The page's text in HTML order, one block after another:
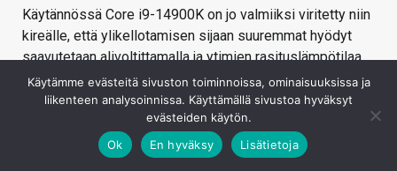
Käytännössä Core i9-14900K on jo valmiiksi viritetty niin
kireälle, että ylikellotamisen sijaan suuremmat hyödyt
saavutetaan alivoltittamalla ja ytimien rasituslämpötilaa
laskemalla, jolloin prosessoriytimet pystyvät toimimaan
korkeammilla kellotaajuuksilla.
Käytämme evästeitä sivuston toiminnoissa, ominaisuuksissa ja
liikenteen analysoinnissa. Käyttämällä sivustoa hyväksyt
evästeiden käytön.
Ok
En hyväksy Lisätietoja